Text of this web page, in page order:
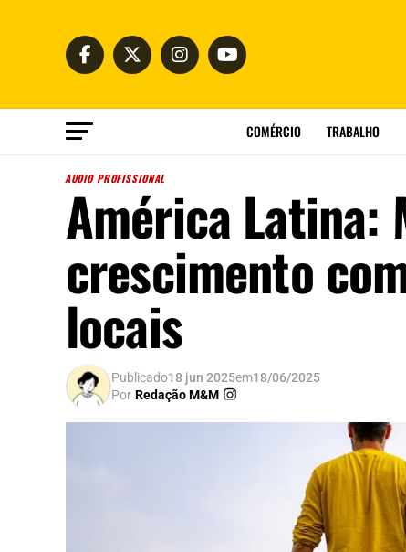
COMÉRCIO TRABALHO
AUDIO PROFISSIONAL
América Latina:
crescimento
locais
Publicado18 jun 2025em18/06/2025
Por Redação M&M